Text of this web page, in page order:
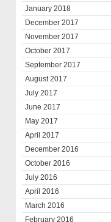
January 2018
December 2017
November 2017
October 2017
September 2017
August 2017
July 2017
June 2017
May 2017
April 2017
December 2016
October 2016
July 2016
April 2016
March 2016
February 2016